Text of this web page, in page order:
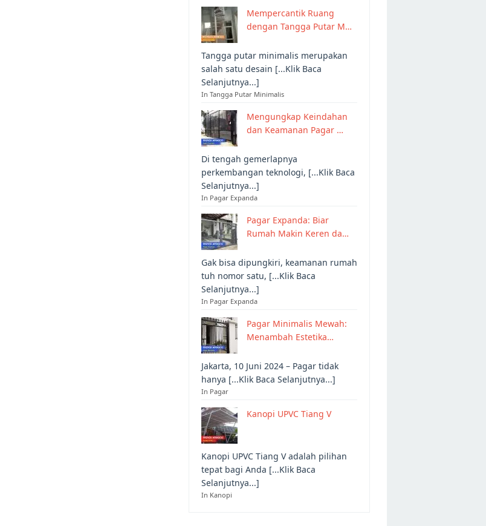
Mempercantik Ruang
dengan Tangga Putar M…
Tangga putar minimalis merupakan
salah satu desain [...Klik Baca
Selanjutnya...]
In Tangga Putar Minimalis
Mengungkap Keindahan
dan Keamanan Pagar …
Di tengah gemerlapnya
perkembangan teknologi, [...Klik Baca
Selanjutnya...]
In Pagar Expanda
Pagar Expanda: Biar
Rumah Makin Keren da…
Gak bisa dipungkiri, keamanan rumah
tuh nomor satu, [...Klik Baca
Selanjutnya...]
In Pagar Expanda
Pagar Minimalis Mewah:
Menambah Estetika…
Jakarta, 10 Juni 2024 – Pagar tidak
hanya [...Klik Baca Selanjutnya...]
In Pagar
Kanopi UPVC Tiang V
Kanopi UPVC Tiang V adalah pilihan
tepat bagi Anda [...Klik Baca
Selanjutnya...]
In Kanopi